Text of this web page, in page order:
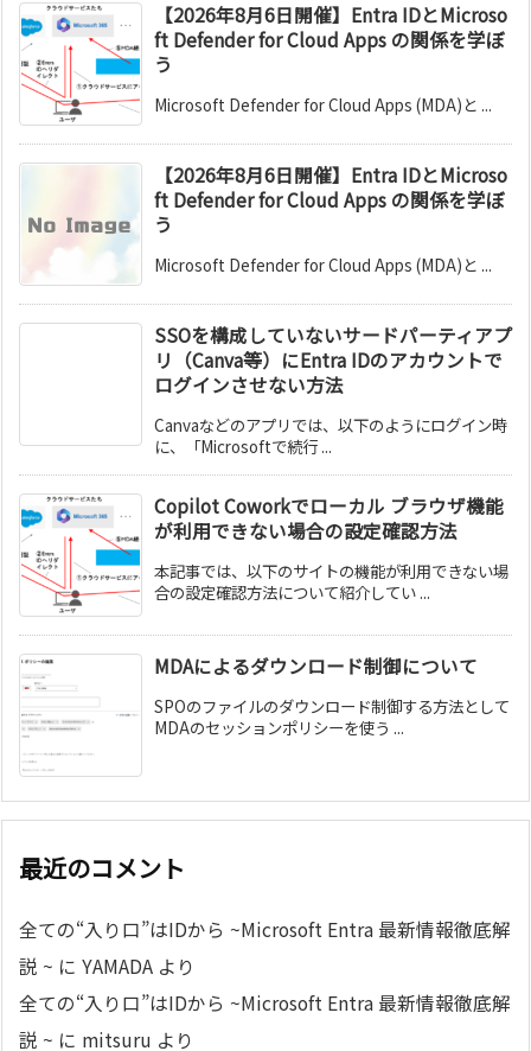
【2026年8月6日開催】Entra IDとMicroso
ft Defender for Cloud Apps の関係を学ぼ
う
Microsoft Defender for Cloud Apps (MDA)と ...
【2026年8月6日開催】Entra IDとMicroso
ft Defender for Cloud Apps の関係を学ぼ
う
Microsoft Defender for Cloud Apps (MDA)と ...
SSOを構成していないサードパーティアプ
リ（Canva等）にEntra IDのアカウントで
ログインさせない方法
Canvaなどのアプリでは、以下のようにログイン時
に、「Microsoftで続行 ...
Copilot Coworkでローカル ブラウザ機能
が利用できない場合の設定確認方法
本記事では、以下のサイトの機能が利用できない場
合の設定確認方法について紹介してい ...
MDAによるダウンロード制御について
SPOのファイルのダウンロード制御する方法として
MDAのセッションポリシーを使う ...
最近のコメント
全ての“入り口”はIDから ~Microsoft Entra 最新情報徹底解
説 ~ に YAMADA より
全ての“入り口”はIDから ~Microsoft Entra 最新情報徹底解
説 ~ に mitsuru より